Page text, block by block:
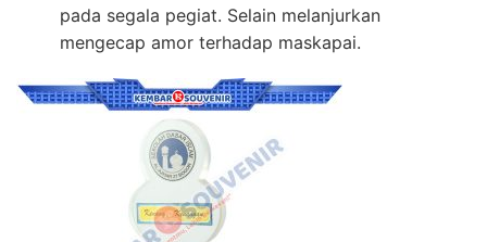
pada segala pegiat. Selain melanjurkan
mengecap amor terhadap maskapai.